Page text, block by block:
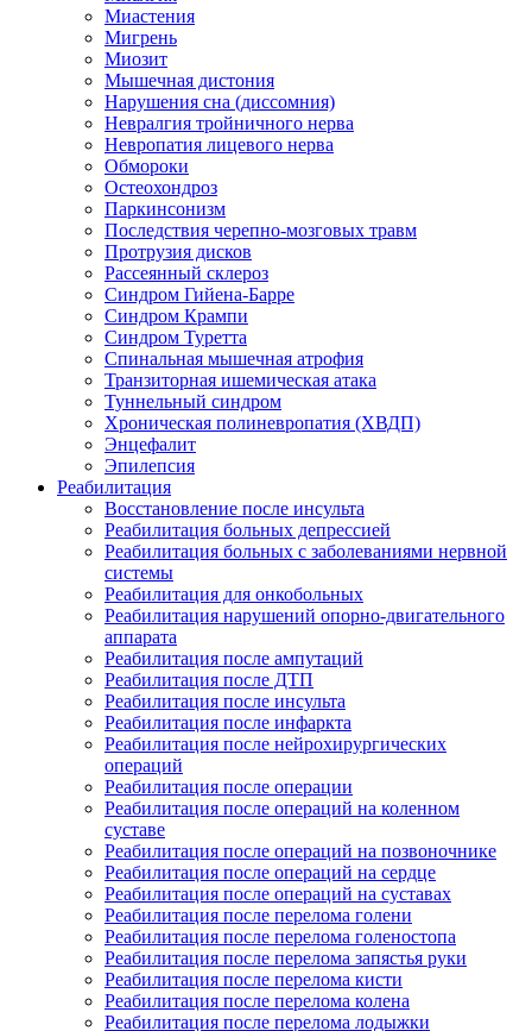
Миастения
Мигрень
Миозит
Мышечная дистония
Нарушения сна (диссомния)
Невралгия тройничного нерва
Невропатия лицевого нерва
Обмороки
Остеохондроз
Паркинсонизм
Последствия черепно-мозговых травм
Протрузия дисков
Рассеянный склероз
Синдром Гийена-Барре
Синдром Крампи
Синдром Туретта
Спинальная мышечная атрофия
Транзиторная ишемическая атака
Туннельный синдром
Хроническая полиневропатия (ХВДП)
Энцефалит
Эпилепсия
Реабилитация
Восстановление после инсульта
Реабилитация больных депрессией
Реабилитация больных с заболеваниями нервной
системы
Реабилитация для онкобольных
Реабилитация нарушений опорно-двигательного
аппарата
Реабилитация после ампутаций
Реабилитация после ДТП
Реабилитация после инсульта
Реабилитация после инфаркта
Реабилитация после нейрохирургических
операций
Реабилитация после операции
Реабилитация после операций на коленном
суставе
Реабилитация после операций на позвоночнике
Реабилитация после операций на сердце
Реабилитация после операций на суставах
Реабилитация после перелома голени
Реабилитация после перелома голеностопа
Реабилитация после перелома запястья руки
Реабилитация после перелома кисти
Реабилитация после перелома колена
Реабилитация после перелома лодыжки